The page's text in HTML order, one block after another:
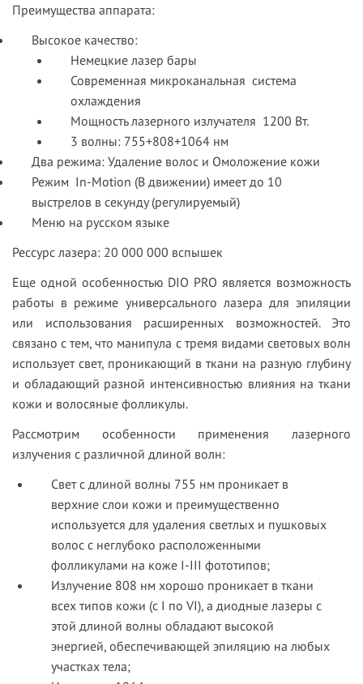
Преимущества аппарата:
Высокое качество:
Немецкие лазер бары
Современная микроканальная система
охлаждения
Мощность лазерного излучателя 1200 Вт.
3 волны: 755+808+1064 нм
Два режима: Удаление волос и Омоложение кожи
Режим In-Motion (В движении) имеет до 10
выстрелов в секунду (регулируемый)
Меню на русском языке
Рессурс лазера: 20 000 000 вспышек
Еще одной особенностью DIO PRO является возможность
работы в режиме универсального лазера для эпиляции
или использования расширенных возможностей. Это
связано с тем, что манипула с тремя видами световых волн
использует свет, проникающий в ткани на разную глубину
и обладающий разной интенсивностью влияния на ткани
кожи и волосяные фолликулы.
Рассмотрим особенности применения лазерного
излучения с различной длиной волн:
Свет с длиной волны 755 нм проникает в
верхние слои кожи и преимущественно
используется для удаления светлых и пушковых
волос с неглубоко расположенными
фолликулами на коже I-III фототипов;
Излучение 808 нм хорошо проникает в ткани
всех типов кожи (с I по VI), а диодные лазеры с
этой длиной волны обладают высокой
энергией, обеспечивающей эпиляцию на любых
участках тела;